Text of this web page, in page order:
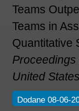
Teams
Teams in
Quantitative
Proceedings
United
Dodane 08-06-